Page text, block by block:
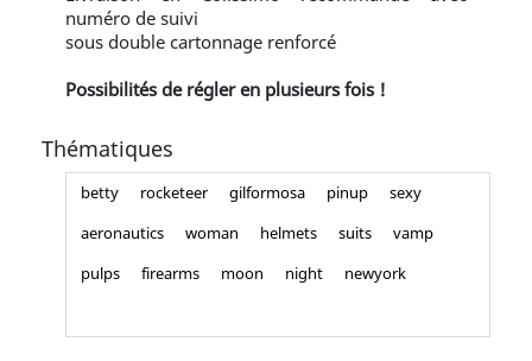
numéro de suivi
sous double cartonnage renforcé
Possibilités de régler en plusieurs fois !
Thématiques
betty rocketeer gilformosa pinup
sexy
aeronautics
woman helmets suits
vamp
pulps
firearms moon night newyork